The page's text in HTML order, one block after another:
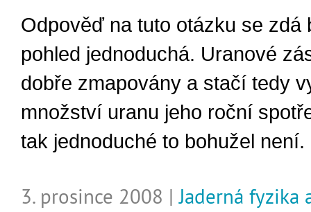
Odpověď na tuto otázku se zdá
pohled jednoduchá. Uranové
dobře zmapovány a stačí tedy
množství uranu jeho roční
tak jednoduché to bohužel není.
3. prosince 2008 |Jaderná fyzika